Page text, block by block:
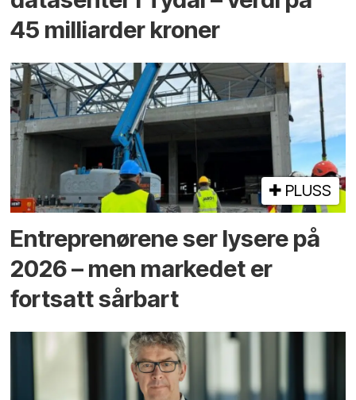
45 milliarder kroner
PLUSS
Entreprenørene ser lysere på
2026 – men markedet er
fortsatt sårbart